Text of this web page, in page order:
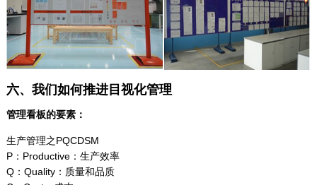
六、我们如何推进目视化管理
管理看板的要素：
生产管理之PQCDSM
P：Productive：生产效率
Q：Quality：质量和品质